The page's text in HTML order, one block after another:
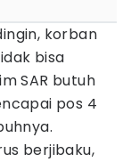
korban
bisa
SAR butuh
pos 4
berjibaku,